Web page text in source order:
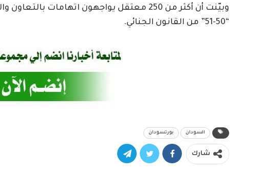
وبيّنت أن أكثر من 250 معتقل يواجهون اتهامات
“50-51” من القانون الجنائي.
السودان بورتسودان
شارك